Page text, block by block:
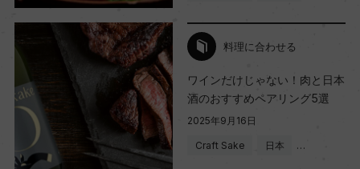
料理に合わせる
ワインだけじゃない！肉と日本
酒のおすすめペアリング5選
2025年9月16日
Craft Sake 日本 …